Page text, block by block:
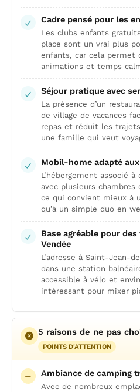
Cadre pensé pour les
Les clubs enfants
place sont un vrai plus
enfants, car cela permet
animations et temps
Séjour pratique avec
La présence d’un
de village de vacances
repas et réduit les
une famille qui veut
Mobil-home adapté
L’hébergement associé
avec plusieurs
ce qui convient mieux à
qu’à un simple duo en
Base agréable pour
Vendée
L’adresse à Saint-Jean-
dans une station
accessible à vélo et
intéressant pour mixer
5 raisons de ne pas
POINTS D'ATTENTION
Ambiance de camping
Avec de nombreux